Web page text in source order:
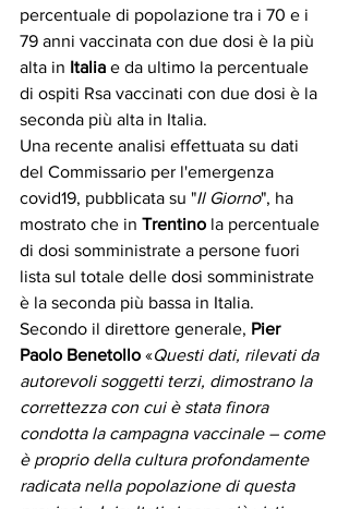
percentuale di popolazione tra i 70 e i
79 anni vaccinata con due dosi è la più
alta in Italia e da ultimo la percentuale
di ospiti Rsa vaccinati con due dosi è la
seconda più alta in Italia.
Una recente analisi effettuata su dati
del Commissario per l'emergenza
covid19, pubblicata su "Il Giorno", ha
mostrato che in Trentino la percentuale
di dosi somministrate a persone fuori
lista sul totale delle dosi somministrate
è la seconda più bassa in Italia.
Secondo il direttore generale, Pier
Paolo Benetollo «Questi dati, rilevati da
autorevoli soggetti terzi, dimostrano la
correttezza con cui è stata finora
condotta la campagna vaccinale – come
è proprio della cultura profondamente
radicata nella popolazione di questa